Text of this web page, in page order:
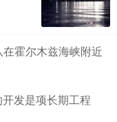
霍尔木兹海峡附近
发是项长期工程